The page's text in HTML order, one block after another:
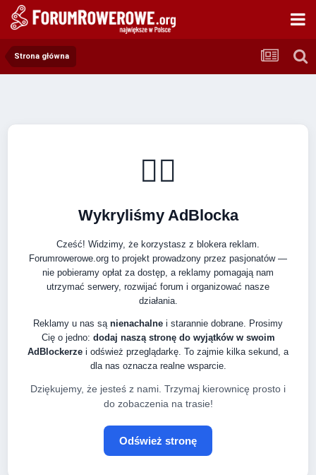
Strona główna
🚴‍♂️
Wykryliśmy AdBlocka
Cześć! Widzimy, że korzystasz z blokera reklam.
Forumrowerowe.org to projekt prowadzony przez pasjonatów —
nie pobieramy opłat za dostęp, a reklamy pomagają nam
utrzymać serwery, rozwijać forum i organizować nasze
działania.
Reklamy u nas są nienachalne i starannie dobrane. Prosimy
Cię o jedno: dodaj naszą stronę do wyjątków w swoim
AdBlockerze i odśwież przeglądarkę. To zajmie kilka sekund, a
dla nas oznacza realne wsparcie.
Dziękujemy, że jesteś z nami. Trzymaj kierownicę prosto i
do zobaczenia na trasie!
Odśwież stronę